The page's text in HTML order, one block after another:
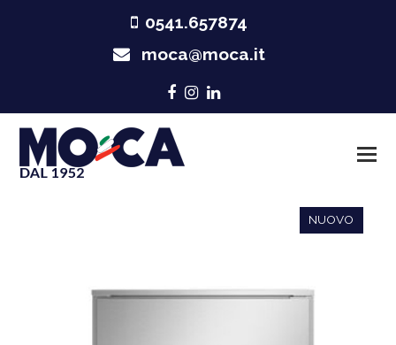
0541.657874
moca@moca.it
Facebook
Instagram
LinkedIn
NUOVO